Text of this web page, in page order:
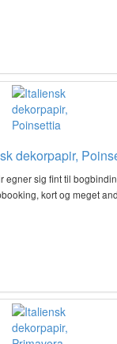
dekorpapir,
egner sig fint til
kort og meget